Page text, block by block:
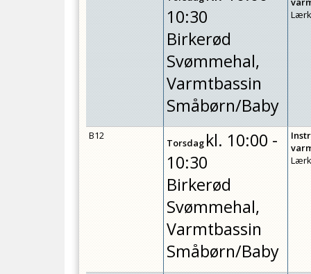
10:30
Birkerød
Svømmehal,
Varmtbassin
Småbørn/Baby
B12
Torsdagkl. 10:00 -
10:30
Birkerød
Svømmehal,
Varmtbassin
Småbørn/Baby